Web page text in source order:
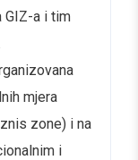
GIZ-a i tim
mjera
zone) i na
i